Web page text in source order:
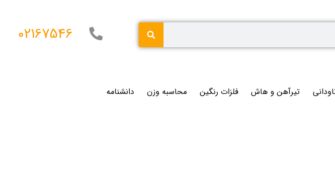
02167546
تیرآهن و هاش فلزات رنگین محاسبه وزن دانشنامه